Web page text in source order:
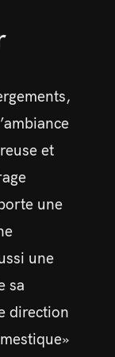
et
une
une
sa
direction